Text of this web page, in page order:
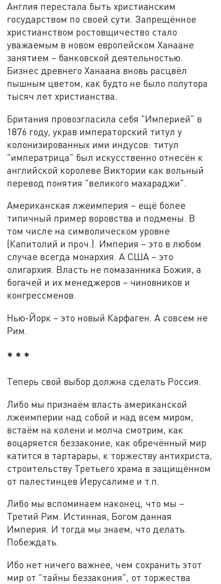
Англия перестала быть христианским
государством по своей сути. Запрещённое
христианством ростовщичество стало
уважаемым в новом европейском Ханаане
занятием – банковской деятельностью.
Бизнес древнего Ханаана вновь расцвёл
пышным цветом, как будто не было полутора
тысяч лет христианства.
Британия провозгласила себя "Империей" в
1876 году, украв императорский титул у
колонизированных ими индусов: титул
"императрица" был искусственно отнесён к
английской королеве Виктории как вольный
перевод понятия "великого махараджи".
Американская лжеимперия – ещё более
типичный пример воровства и подмены. В
том числе на символическом уровне
(Капитолий и проч.). Империя – это в любом
случае всегда монархия. А США – это
олигархия. Власть не помазанника Божия, а
богачей и их менеджеров – чиновников и
конгрессменов.
Нью-Йорк – это новый Карфаген. А совсем не
Рим.
* * *
Теперь свой выбор должна сделать Россия.
Либо мы признаём власть американской
лжеимперии над собой и над всем миром,
встаём на колени и молча смотрим, как
воцаряется беззаконие, как обречённый мир
катится в тартарары, к торжеству антихриста,
строительству Третьего храма в защищённом
от палестинцев Иерусалиме и т.п.
Либо мы вспоминаем наконец, что мы –
Третий Рим. Истинная, Богом данная
Империя. И тогда мы знаем, что делать.
Побеждать.
Ибо нет ничего важнее, чем сохранить этот
мир от "тайны беззакония", от торжества